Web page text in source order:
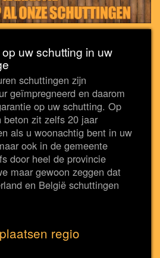
uw schutting in uw
schuttingen zijn
geïmpregneerd en daarom
op uw schutting. Op
beton zit zelfs 20 jaar
als u woonachtig bent in uw
ook in de gemeente
door heel de provincie
maar gewoon zeggen dat
en België schuttingen
regio